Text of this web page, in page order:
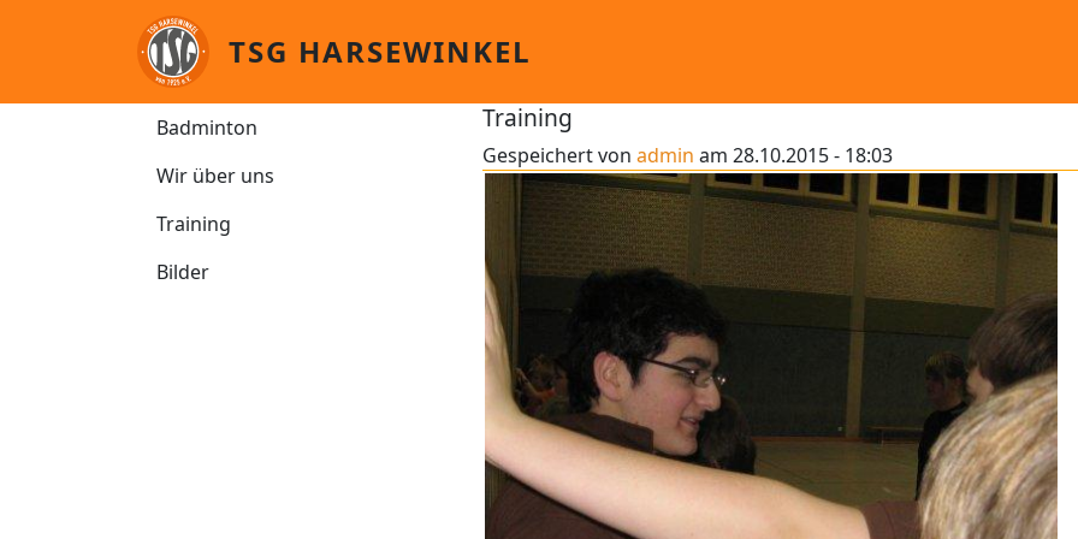
Direkt zum Inhalt
TSG HARSEWINKEL
Badminton
Badminton
Wir über uns
Training
Bilder
Training
Gespeichert von admin am 28.10.2015 - 18:03